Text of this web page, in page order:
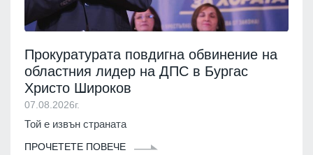
Прокуратурата повдигна обвинение на
областния лидер на ДПС в Бургас
Христо Широков
07.08.2026г.
Той е извън страната
ПРОЧЕТЕТЕ ПОВЕЧЕ